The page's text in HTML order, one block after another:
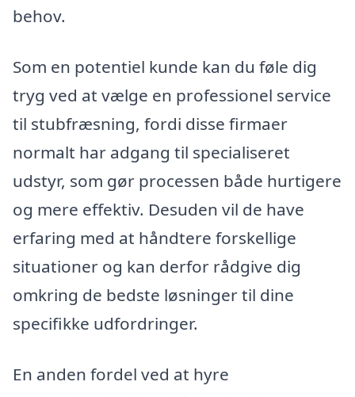
behov.
Som en potentiel kunde kan du føle dig
tryg ved at vælge en professionel service
til stubfræsning, fordi disse firmaer
normalt har adgang til specialiseret
udstyr, som gør processen både hurtigere
og mere effektiv. Desuden vil de have
erfaring med at håndtere forskellige
situationer og kan derfor rådgive dig
omkring de bedste løsninger til dine
specifikke udfordringer.
En anden fordel ved at hyre